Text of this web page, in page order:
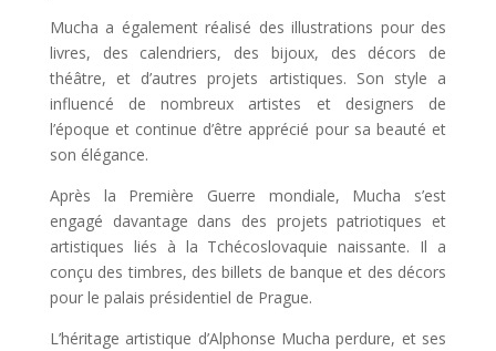
Mucha a également réalisé des illustrations pour des
livres, des calendriers, des bijoux, des décors de
théâtre, et d’autres projets artistiques. Son style a
influencé de nombreux artistes et designers de
l’époque et continue d’être apprécié pour sa beauté et
son élégance.
Après la Première Guerre mondiale, Mucha s’est
engagé davantage dans des projets patriotiques et
artistiques liés à la Tchécoslovaquie naissante. Il a
conçu des timbres, des billets de banque et des décors
pour le palais présidentiel de Prague.
L’héritage artistique d’Alphonse Mucha perdure, et ses